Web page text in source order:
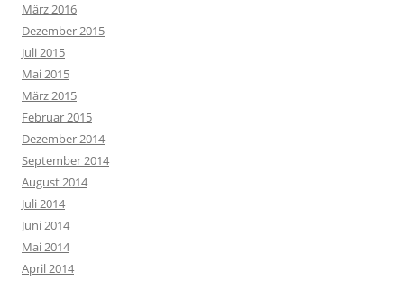
März 2016
Dezember 2015
Juli 2015
Mai 2015
März 2015
Februar 2015
Dezember 2014
September 2014
August 2014
Juli 2014
Juni 2014
Mai 2014
April 2014